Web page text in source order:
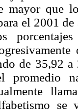
mayor que
el 2001
de 35,92 a
promedio